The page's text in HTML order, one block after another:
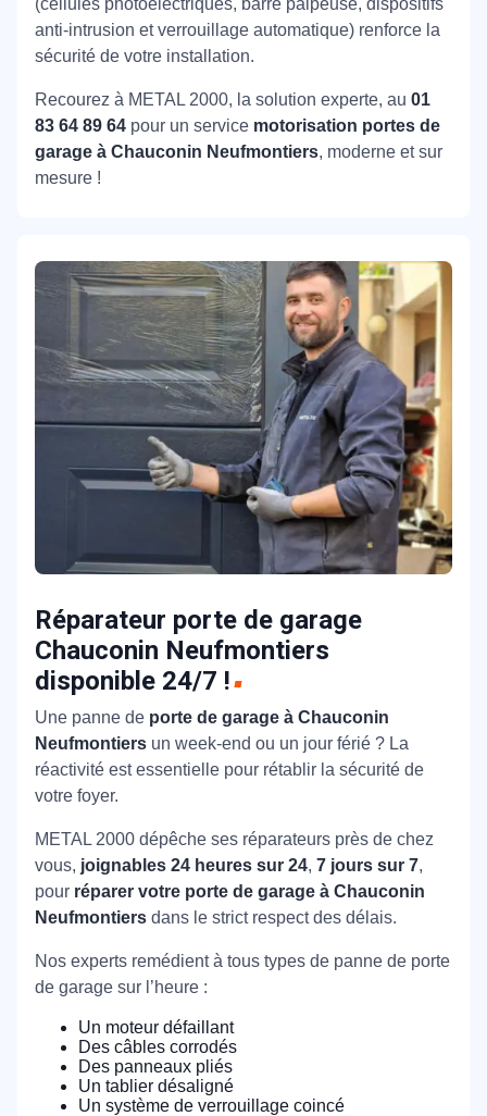
anti-intrusion et verrouillage automatique) renforce la
sécurité de votre installation.
Recourez à METAL 2000, la solution experte, au 01
83 64 89 64 pour un service motorisation portes de
garage à Chauconin Neufmontiers, moderne et sur
mesure !
Réparateur porte de garage
Chauconin Neufmontiers
disponible 24/7 !
Une panne de porte de garage à Chauconin
Neufmontiers un week-end ou un jour férié ? La
réactivité est essentielle pour rétablir la sécurité de
votre foyer.
METAL 2000 dépêche ses réparateurs près de chez
vous, joignables 24 heures sur 24, 7 jours sur 7,
pour réparer votre porte de garage à Chauconin
Neufmontiers dans le strict respect des délais.
Nos experts remédient à tous types de panne de porte
de garage sur l’heure :
Un moteur défaillant
Des câbles corrodés
Des panneaux pliés
Un tablier désaligné
Un système de verrouillage coincé